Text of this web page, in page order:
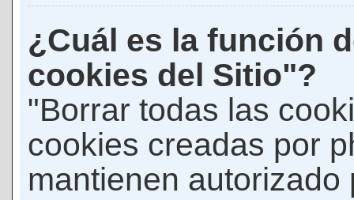
¿Cuál es la función
cookies del Sitio"?
"Borrar todas las
cookies creadas por
mantienen autorizado